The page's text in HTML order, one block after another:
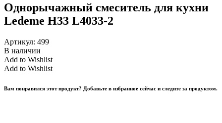
Однорычажный смеситель для кухни
Ledeme H33 L4033-2
Артикул: 499
В наличии
Add to Wishlist
Add to Wishlist
Вам понравился этот продукт? Добавьте в избранное сейчас и следите за продуктом.